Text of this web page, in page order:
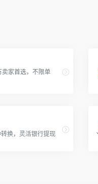
卖家首选，不限单
换，灵活银行提现